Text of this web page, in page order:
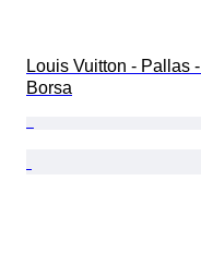
Louis Vuitton - Pallas -
Borsa